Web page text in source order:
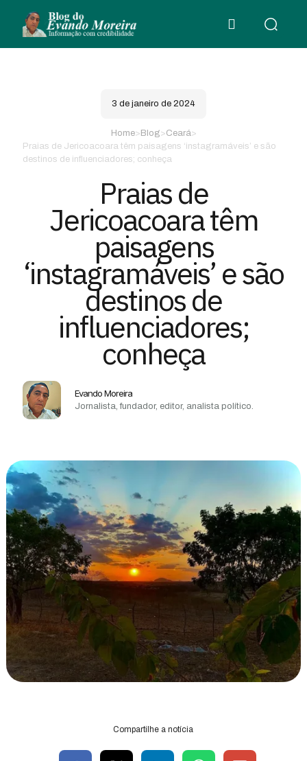
3 de janeiro de 2024
Home> Blog>Ceará>
Praias de Jericoacoara têm paisagens ‘instagramáveis’ e são
destinos de influenciadores; conheça
Praias de
Jericoacoara têm
paisagens
‘instagramáveis’ e são
destinos de
influenciadores;
conheça
Evando Moreira
Jornalista, fundador, editor, analista político.
Compartilhe a notícia